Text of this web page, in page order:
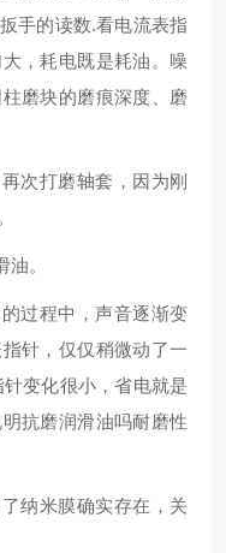
手的读数.看电流表指
，耗电既是耗油。噪
磨块的磨痕深度、磨
次打磨轴套，因为刚
。
过程中，声音逐渐变
针，仅仅稍微动了一
变化很小，省电就是
抗磨润滑油吗耐磨性
纳米膜确实存在，关